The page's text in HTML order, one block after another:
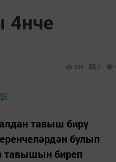
4нче
936 0
тавыш бирү
булып
тавышын биреп